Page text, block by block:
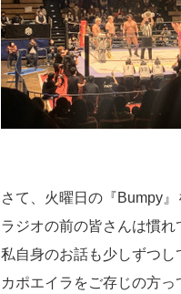
さて、火曜日の『Bumpy
ラジオの前の皆さんは慣れ
私自身のお話も少しずつ
カポエイラをご存じの方